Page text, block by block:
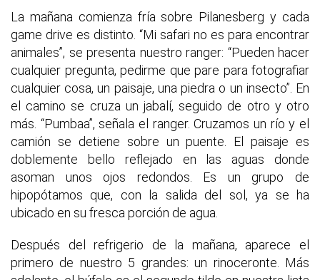
La mañana comienza fría sobre Pilanesberg y cada
game drive es distinto. “Mi safari no es para encontrar
animales”, se presenta nuestro ranger: “Pueden hacer
cualquier pregunta, pedirme que pare para fotografiar
cualquier cosa, un paisaje, una piedra o un insecto”. En
el camino se cruza un jabalí, seguido de otro y otro
más. “Pumbaa”, señala el ranger. Cruzamos un río y el
camión se detiene sobre un puente. El paisaje es
doblemente bello reflejado en las aguas donde
asoman unos ojos redondos. Es un grupo de
hipopótamos que, con la salida del sol, ya se ha
ubicado en su fresca porción de agua.
Después del refrigerio de la mañana, aparece el
primero de nuestro 5 grandes: un rinoceronte. Más